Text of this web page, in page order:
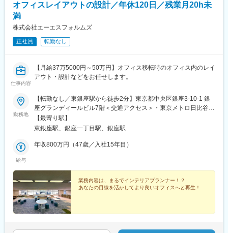
オフィスレイアウトの設計／年休120日／残業月20h未
満
株式会社エーエスフォルムズ
正社員 転勤なし
仕事内容
【月給37万5000円～50万円】オフィス移転時のオフィス内のレイ
アウト・設計などをお任せします。
勤務地
【転勤なし／東銀座駅から徒歩2分】東京都中央区銀座3-10-1 銀
座グランディールビル7階＜交通アクセス＞・東京メトロ日比谷線
／都営浅草線 「東銀座駅」A8出口徒歩2分・東京メトロ有楽町
線 「銀座一丁目駅」徒歩6分・東京メトロ銀座線／丸の内線/日
町駅」徒歩8分★ランチやショッピング・ディナーも楽しめる好立
喫できます！※受動喫煙対策：あり（事務所内禁煙）
【最寄り駅】
東銀座駅、銀座一丁目駅、銀座駅
給与
年収800万円（47歳／入社15年目）
業務内容は、まるでインテリアプランナー！？
あなたの目線を活かしてより良いオフィスへと再生！